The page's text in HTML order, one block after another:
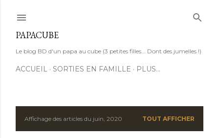
PAPACUBE
Le blog BD d'un papa au cube (3 petites filles... Dont des jumelles !)
ACCUEIL SORTIES EN FAMILLE PLUS…
AAffichage des articles du juin, 2020 TOUT AFFICHER